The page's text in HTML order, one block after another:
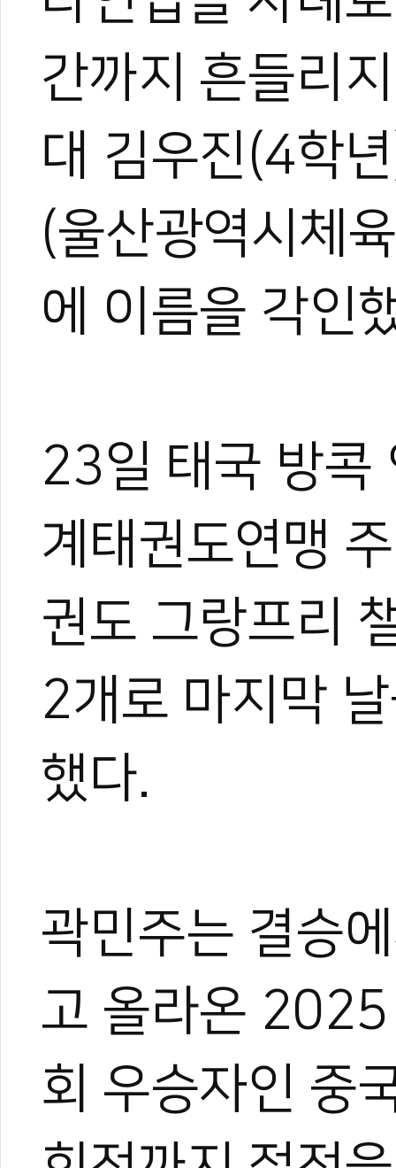
간까지 흔들리
대 김우진(4학
(울산광역시체
에 이름을 각인
23일 태국 방콕
계태권도연맹
권도 그랑프리
2개로 마지막
했다.
곽민주는 결승
고 올라온
회 우승자인 중